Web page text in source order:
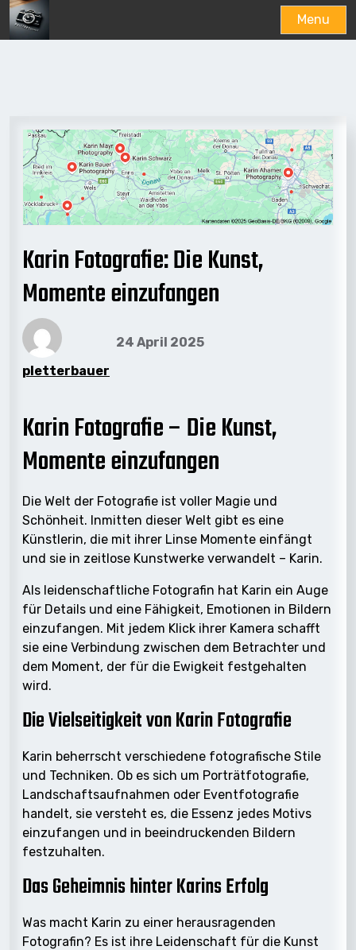
Menu
Karin Fotografie: Die Kunst,
Momente einzufangen
pletterbauer
24 April 2025
Karin Fotografie – Die Kunst,
Momente einzufangen
Die Welt der Fotografie ist voller Magie und
Schönheit. Inmitten dieser Welt gibt es eine
Künstlerin, die mit ihrer Linse Momente einfängt
und sie in zeitlose Kunstwerke verwandelt – Karin.
Als leidenschaftliche Fotografin hat Karin ein Auge
für Details und eine Fähigkeit, Emotionen in Bildern
einzufangen. Mit jedem Klick ihrer Kamera schafft
sie eine Verbindung zwischen dem Betrachter und
dem Moment, der für die Ewigkeit festgehalten
wird.
Die Vielseitigkeit von Karin Fotografie
Karin beherrscht verschiedene fotografische Stile
und Techniken. Ob es sich um Porträtfotografie,
Landschaftsaufnahmen oder Eventfotografie
handelt, sie versteht es, die Essenz jedes Motivs
einzufangen und in beeindruckenden Bildern
festzuhalten.
Das Geheimnis hinter Karins Erfolg
Was macht Karin zu einer herausragenden
Fotografin? Es ist ihre Leidenschaft für die Kunst